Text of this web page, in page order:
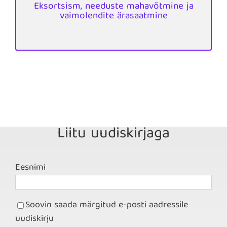
Eksortsism, needuste mahavõtmine ja
vaimolendite ärasaatmine
vaimolendite ärasaatmine
Liitu uudiskirjaga
Eesnimi
Soovin saada märgitud e-posti aadressile
uudiskirju